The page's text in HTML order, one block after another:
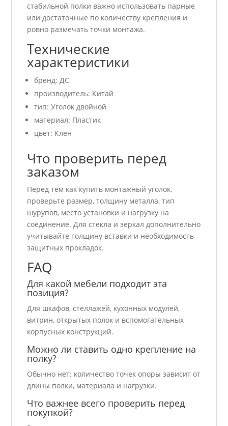
стабильной полки важно использовать парные
или достаточные по количеству крепления и
ровно размечать точки монтажа.
Технические
характеристики
бренд: ДС
производитель: Китай
тип: Уголок двойной
материал: Пластик
цвет: Клен
Что проверить перед
заказом
Перед тем как купить монтажный уголок,
проверьте размер, толщину металла, тип
шурупов, место установки и нагрузку на
соединение. Для стекла и зеркал дополнительно
учитывайте толщину вставки и необходимость
защитных прокладок.
FAQ
Для какой мебели подходит эта
позиция?
Для шкафов, стеллажей, кухонных модулей,
витрин, открытых полок и вспомогательных
корпусных конструкций.
Можно ли ставить одно крепление на
полку?
Обычно нет: количество точек опоры зависит от
длины полки, материала и нагрузки.
Что важнее всего проверить перед
покупкой?